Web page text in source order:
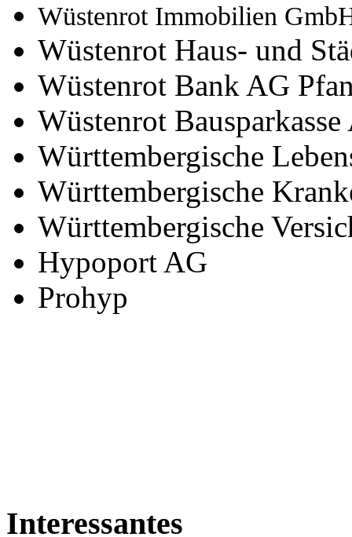
Wüstenrot Immobilien
Wüstenrot Haus- und
Wüstenrot Bank AG
Wüstenrot Bausparkasse
Württembergische
Württembergische
Württembergische
Hypoport AG
Prohyp
Interessantes